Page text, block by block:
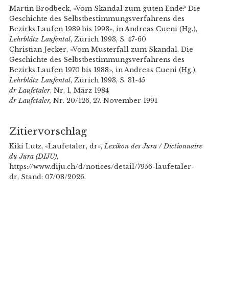
Martin Brodbeck, «Vom Skandal zum guten Ende? Die
Geschichte des Selbstbestimmungsverfahrens des
Bezirks Laufen 1989 bis 1993», in Andreas Cueni (Hg.),
Lehrblätz Laufental, Zürich 1993, S. 47-60
Christian Jecker, «Vom Musterfall zum Skandal. Die
Geschichte des Selbstbestimmungsverfahrens des
Bezirks Laufen 1970 bis 1988», in Andreas Cueni (Hg.),
Lehrblätz Laufental, Zürich 1993, S. 31-45
dr Laufetaler, Nr. 1, März 1984
dr Laufetaler, Nr. 20/126, 27. November 1991
Zitiervorschlag
Kiki Lutz, «Laufetaler, dr»,Lexikon des Jura / Dictionnaire
du Jura (DIJU),
https://www.diju.ch/d/notices/detail/7956-laufetaler-
dr, Stand: 07/08/2026.